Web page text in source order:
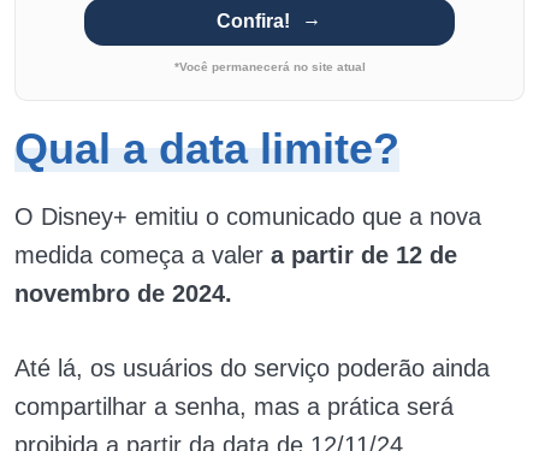
Confira!
*Você permanecerá no site atual
Qual a data limite?
O Disney+ emitiu o comunicado que a nova
medida começa a valer a partir de 12 de
novembro de 2024.
Até lá, os usuários do serviço poderão ainda
compartilhar a senha, mas a prática será
proibida a partir da data de 12/11/24.